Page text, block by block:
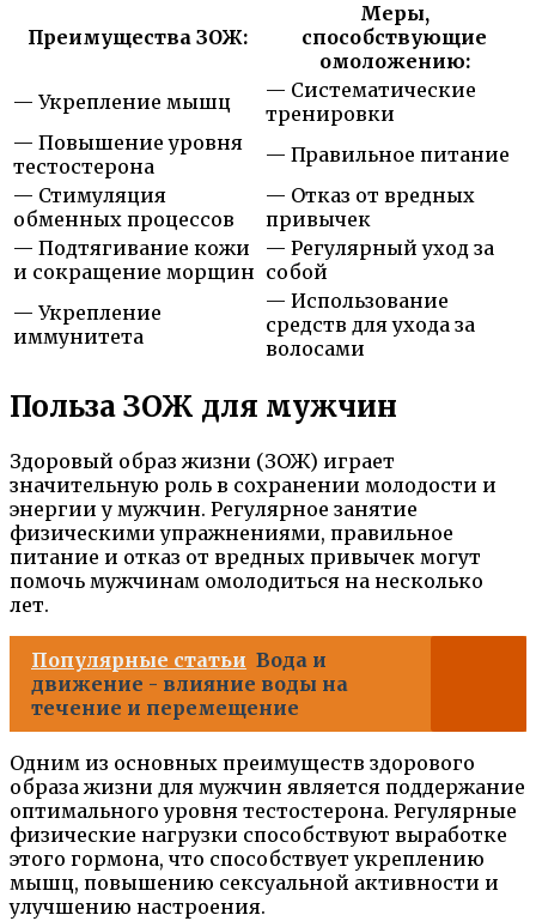
Преимущества ЗОЖ:
Меры,
способствующие
омоложению:
— Укрепление мышц
— Систематические
тренировки
— Повышение уровня
тестостерона
— Правильное питание
— Стимуляция
обменных процессов
— Отказ от вредных
привычек
— Подтягивание кожи
и сокращение морщин
— Регулярный уход за
собой
— Укрепление
иммунитета
— Использование
средств для ухода за
волосами
Польза ЗОЖ для мужчин
Здоровый образ жизни (ЗОЖ) играет
значительную роль в сохранении молодости и
энергии у мужчин. Регулярное занятие
физическими упражнениями, правильное
питание и отказ от вредных привычек могут
помочь мужчинам омолодиться на несколько
лет.
Популярные статьи Вода и
движение - влияние воды на
течение и перемещение
Одним из основных преимуществ здорового
образа жизни для мужчин является поддержание
оптимального уровня тестостерона. Регулярные
физические нагрузки способствуют выработке
этого гормона, что способствует укреплению
мышц, повышению сексуальной активности и
улучшению настроения.